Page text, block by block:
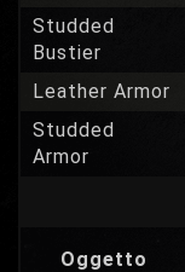
Studded
Bustier
Leather Armor
Studded
Armor
Oggetto